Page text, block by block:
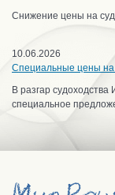
Снижение цены на
10.06.2026
Специальные цены
В разгар
специальное